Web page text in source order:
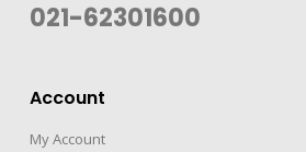
021-62301600
Account
My Account